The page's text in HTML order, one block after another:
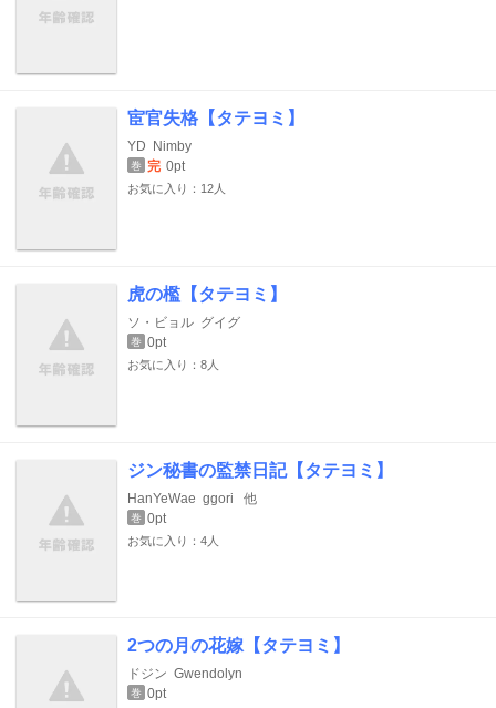
宦官失格【タテヨミ】
YD Nimby
巻 完 0pt
お気に入り：12人
虎の檻【タテヨミ】
ソ・ビョル グイグ
巻 0pt
お気に入り：8人
ジン秘書の監禁日記【タテヨミ】
HanYeWae ggori 他
巻 0pt
お気に入り：4人
2つの月の花嫁【タテヨミ】
ドジン Gwendolyn
巻 0pt